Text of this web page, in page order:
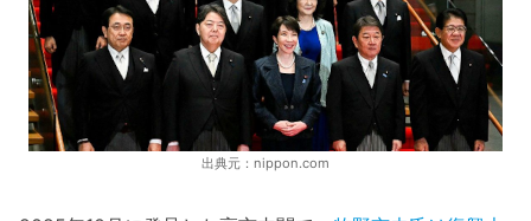
出典元：nippon.com